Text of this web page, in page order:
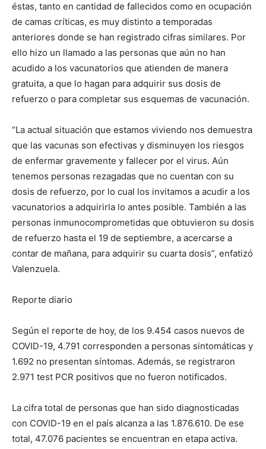
éstas, tanto en cantidad de fallecidos como en ocupación
de camas críticas, es muy distinto a temporadas
anteriores donde se han registrado cifras similares. Por
ello hizo un llamado a las personas que aún no han
acudido a los vacunatorios que atienden de manera
gratuita, a que lo hagan para adquirir sus dosis de
refuerzo o para completar sus esquemas de vacunación.
“La actual situación que estamos viviendo nos demuestra
que las vacunas son efectivas y disminuyen los riesgos
de enfermar gravemente y fallecer por el virus. Aún
tenemos personas rezagadas que no cuentan con su
dosis de refuerzo, por lo cual los invitamos a acudir a los
vacunatorios a adquirirla lo antes posible. También a las
personas inmunocomprometidas que obtuvieron su dosis
de refuerzo hasta el 19 de septiembre, a acercarse a
contar de mañana, para adquirir su cuarta dosis”, enfatizó
Valenzuela.
Reporte diario
Según el reporte de hoy, de los 9.454 casos nuevos de
COVID-19, 4.791 corresponden a personas sintomáticas y
1.692 no presentan síntomas. Además, se registraron
2.971 test PCR positivos que no fueron notificados.
La cifra total de personas que han sido diagnosticadas
con COVID-19 en el país alcanza a las 1.876.610. De ese
total, 47.076 pacientes se encuentran en etapa activa.